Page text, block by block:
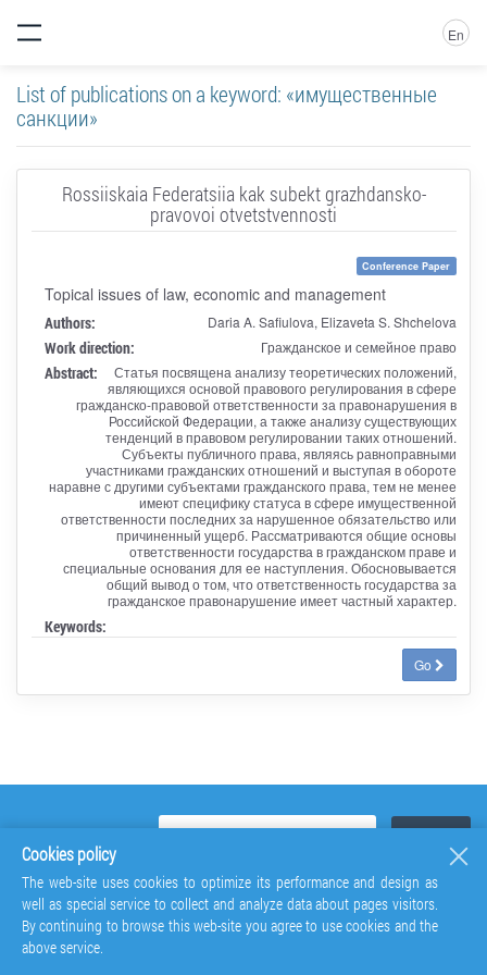
En
List of publications on a keyword: «имущественные
санкции»
Rossiiskaia Federatsiia kak subekt grazhdansko-
pravovoi otvetstvennosti
Conference Paper
Topical issues of law, economic and management
Authors: Daria A. Safiulova, Elizaveta S. Shchelova
Work direction: Гражданское и семейное право
Abstract:
Статья посвящена анализу теоретических положений,
являющихся основой правового регулирования в сфере
гражданско-правовой ответственности за правонарушения в
Российской Федерации, а также анализу существующих
тенденций в правовом регулировании таких отношений.
Субъекты публичного права, являясь равноправными
участниками гражданских отношений и выступая в обороте
наравне с другими субъектами гражданского права, тем не менее
имеют специфику статуса в сфере имущественной
ответственности последних за нарушенное обязательство или
причиненный ущерб. Рассматриваются общие основы
ответственности государства в гражданском праве и
специальные основания для ее наступления. Обосновывается
общий вывод о том, что ответственность государства за
гражданское правонарушение имеет частный характер.
Keywords:
Go
Cookies policy
The web-site uses cookies to optimize its performance and design as
well as special service to collect and analyze data about pages visitors.
By continuing to browse this web-site you agree to use cookies and the
above service.